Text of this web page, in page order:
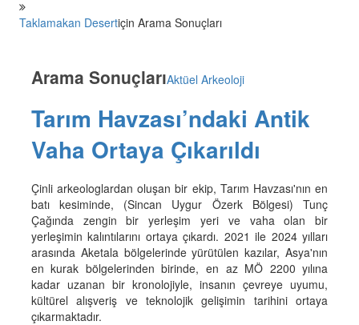
Taklamakan Desertiçin Arama Sonuçları
Arama SonuçlarıAktüel Arkeoloji
Tarım Havzası’ndaki Antik
Vaha Ortaya Çıkarıldı
Çinli arkeologlardan oluşan bir ekip, Tarım Havzası'nın en
batı kesiminde, (Sincan Uygur Özerk Bölgesi) Tunç
Çağında zengin bir yerleşim yeri ve vaha olan bir
yerleşimin kalıntılarını ortaya çıkardı. 2021 ile 2024 yılları
arasında Aketala bölgelerinde yürütülen kazılar, Asya'nın
en kurak bölgelerinden birinde, en az MÖ 2200 yılına
kadar uzanan bir kronolojiyle, insanın çevreye uyumu,
kültürel alışveriş ve teknolojik gelişimin tarihini ortaya
çıkarmaktadır.